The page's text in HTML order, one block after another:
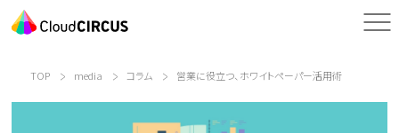
TOP media コラム 営業に役立つ、ホワイトペーパー活用術